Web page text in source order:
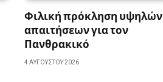
Φιλική πρόκληση υψηλών
απαιτήσεων για τον
Πανθρακικό
4 ΑΥΓΟΎΣΤΟΥ 2026